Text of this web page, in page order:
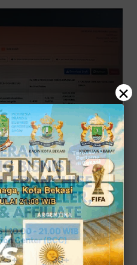
dihadiri pula
seperti PAC PDI
struktut pengurus Golkar
dan tak ketinggalan unsur
×